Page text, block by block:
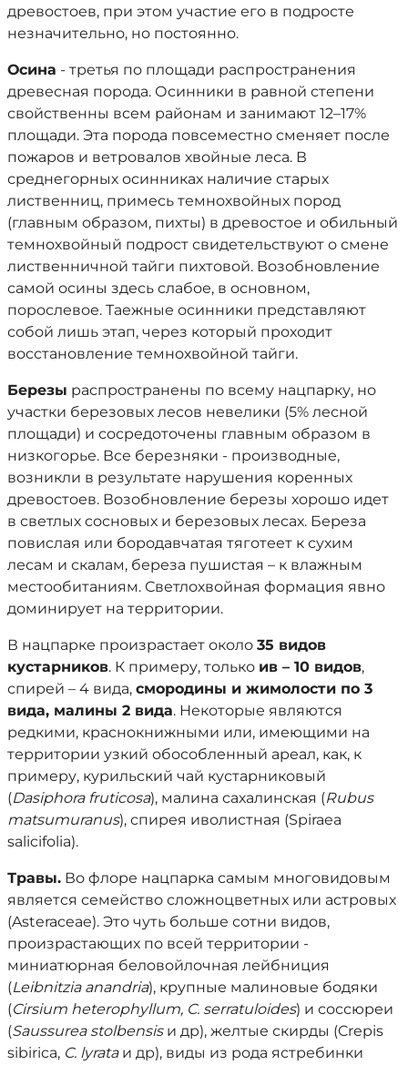
древостоев, при этом участие его в подросте
незначительно, но постоянно.
Осина - третья по площади распространения
древесная порода. Осинники в равной степени
свойственны всем районам и занимают 12–17%
площади. Эта порода повсеместно сменяет после
пожаров и ветровалов хвойные леса. В
среднегорных осинниках наличие старых
лиственниц, примесь темнохвойных пород
(главным образом, пихты) в древостое и обильный
темнохвойный подрост свидетельствуют о смене
лиственничной тайги пихтовой. Возобновление
самой осины здесь слабое, в основном,
порослевое. Таежные осинники представляют
собой лишь этап, через который проходит
восстановление темнохвойной тайги.
Березы распространены по всему нацпарку, но
участки березовых лесов невелики (5% лесной
площади) и сосредоточены главным образом в
низкогорье. Все березняки - производные,
возникли в результате нарушения коренных
древостоев. Возобновление березы хорошо идет
в светлых сосновых и березовых лесах. Береза
повислая или бородавчатая тяготеет к сухим
лесам и скалам, береза пушистая – к влажным
местообитаниям. Светлохвойная формация явно
доминирует на территории.
В нацпарке произрастает около 35 видов
кустарников. К примеру, только ив – 10 видов,
спирей – 4 вида, смородины и жимолости по 3
вида, малины 2 вида. Некоторые являются
редкими, краснокнижными или, имеющими на
территории узкий обособленный ареал, как, к
примеру, курильский чай кустарниковый
(Dasiphora fruticosa), малина сахалинская (Rubus
matsumuranus), спирея иволистная (Spiraea
salicifolia).
Травы. Во флоре нацпарка самым многовидовым
является семейство сложноцветных или астровых
(Asteraceae). Это чуть больше сотни видов,
произрастающих по всей территории -
миниатюрная беловойлочная лейбниция
(Leibnitzia anandria), крупные малиновые бодяки
(Cirsium heterophyllum, C. serratuloides) и соссюреи
(Saussurea stolbensisи др), желтые скирды (Crepis
sibirica, C. lyrataи др), виды из рода ястребинки